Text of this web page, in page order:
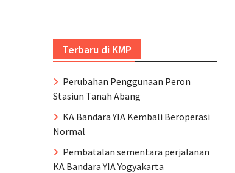
Terbaru di KMP
Perubahan Penggunaan Peron
Stasiun Tanah Abang
KA Bandara YIA Kembali Beroperasi
Normal
Pembatalan sementara perjalanan
KA Bandara YIA Yogyakarta